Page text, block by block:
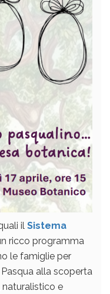
il Sistema
ricco programma
le famiglie per
alla scoperta
e